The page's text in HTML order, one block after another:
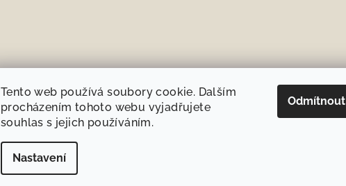
Tento web používá soubory cookie. Dalším
procházením tohoto webu vyjadřujete
souhlas s jejich používáním.
Nastavení
Odmítnout